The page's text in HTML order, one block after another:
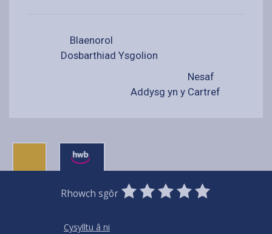
Blaenorol
Dosbarthiad Ysgolion
Nesaf
Addysg yn y Cartref
Rhowch sgôr
0
Stars
1
Star
2
Stars
3
Stars
4
Stars
5
Stars
Cysylltu â ni